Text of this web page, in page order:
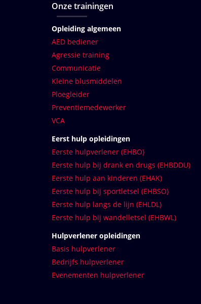
Onze trainingen
Opleiding algemeen
AED bediener
Agressie training
Communicatie
Kleine blusmiddelen
Ploegleider
Preventiemedewerker
VCA
Eerst hulp opleidingen
Eerste hulpverlener (EHBO)
Eerste hulp bij drank en drugs (EHBDDU)
Eerste hulp aan kinderen (EHAK)
Eerste hulp bij sportletsel (EHBSO)
Eerste hulp langs de lijn (EHLDL)
Eerste hulp bij wandelletsel (EHBWL)
Hulpverlener opleidingen
Basis hulpverlener
Bedrijfs hulpverlener
Evenementen hulpverlener